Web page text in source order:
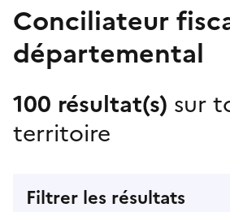
Conciliateur
départemental
100 résultat(s) sur
territoire
Filtrer les résultats